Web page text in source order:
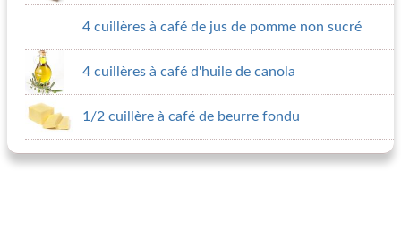
4 cuillères à café de jus de pomme non sucré
4 cuillères à café d'huile de canola
1/2 cuillère à café de beurre fondu